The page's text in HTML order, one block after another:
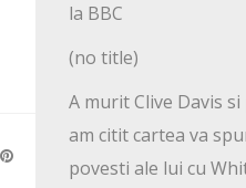
la BBC
(no title)
A murit Clive Davis
am citit cartea va
povesti ale lui cu